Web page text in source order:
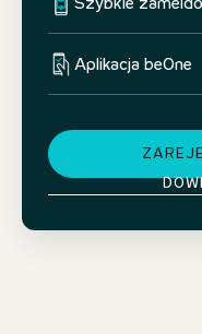
Szybkie
Aplikacja beOne